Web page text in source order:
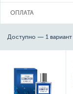
ОПЛАТА
Доступно — 1 вариант